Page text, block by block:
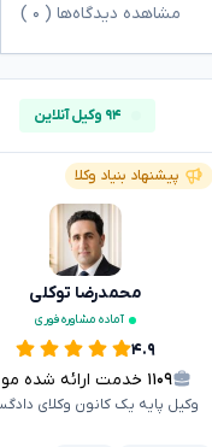
مشاهده دیدگاه‌ها ( ۰
۹۴ وکیل آنلاین
پیشنهاد بنیاد وکلا
محمدرضا توکلی
آماده مشاوره فوری
۴.۹
۱۱۰۹ خدمت ارائه شده موفق
وکیل پایه یک کانون وکلای